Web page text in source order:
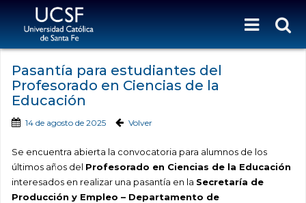
Pasantía para estudiantes del
Profesorado en Ciencias de la
Educación
14 de agosto de 2025 Volver
Se encuentra abierta la convocatoria para alumnos de los
últimos años del Profesorado en Ciencias de la Educación
interesados en realizar una pasantía en la Secretaría de
Producción y Empleo – Departamento de